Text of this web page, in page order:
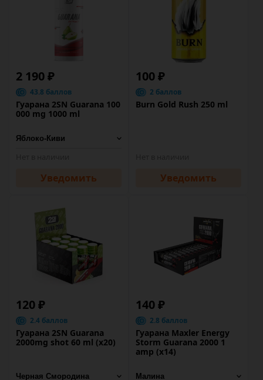
2 190 ₽
43.8 баллов
Гуарана 2SN Guarana 100
000 mg 1000 ml
Уведомить
100 ₽
2 баллов
Burn Gold Rush 250 ml
Уведомить
120 ₽
2.4 баллов
Гуарана 2SN Guarana
2000mg shot 60 ml (х20)
140 ₽
2.8 баллов
Гуарана Maxler Energy
Storm Guarana 2000 1
amp (х14)